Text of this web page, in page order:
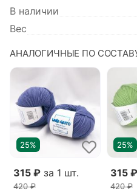
В наличии
Вес
Метраж
Детальный состав
Номер спиц
Цвет
АНАЛОГИЧНЫЕ ПО
25%
315 ₽ за 1 шт.
420 ₽
25%
315 ₽
420 ₽